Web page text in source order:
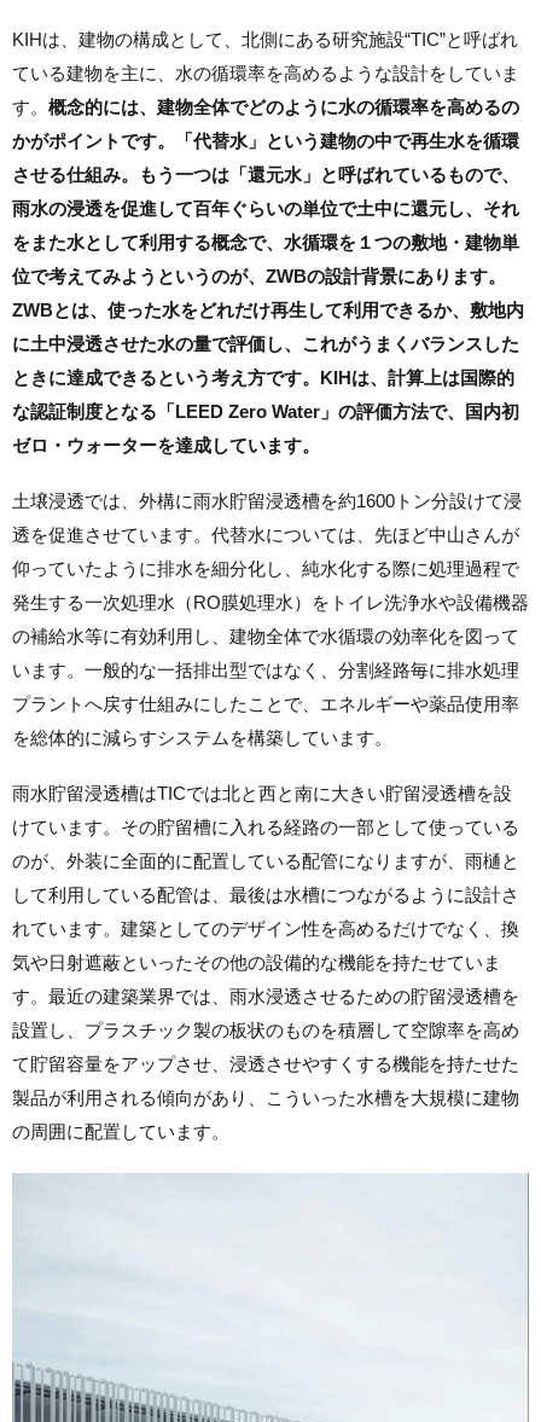
KIHは、 建物の構成として、北側にある研究施設“TIC”と呼ばれ
ている建物を主に、水の循環率を高めるような設計をしていま
す。 概念的には、建物全体でどのように水の循環率を高めるの
かがポイントです。「代替水」という建物の中で再生水を循環
させる仕組み。もう一つは「還元水」と呼ばれているもので、
雨水の浸透を促進して百年ぐらいの単位で土中に還元し、それ
をまた水として利用する概念で、水循環を１つの敷地・建物単
位で考えてみようというのが、ZWBの設計背景にあります。
ZWBとは、使った水をどれだけ再生して利用できるか、敷地内
に土中浸透させた水の量で評価し、これがうまくバランスした
ときに達成できるという考え方です。KIHは、計算上は国際的
な認証制度となる「LEED Zero Water」の評価方法で、国内初
ゼロ・ウォーターを達成しています。
土壌浸透では、外構に雨水貯留浸透槽を約1600トン分設けて浸
透を促進させています。代替水については、先ほど中山さんが
仰っていたように排水を細分化し、純水化する際に処理過程で
発生する一次処理水（RO膜処理水）をトイレ洗浄水や設備機器
の補給水等に有効利用し、建物全体で水循環の効率化を図って
います。一般的な一括排出型ではなく、分割経路毎に排水処理
プラントへ戻す仕組みにしたことで、エネルギーや薬品使用率
を総体的に減らすシステムを構築しています。
雨水貯留浸透槽はTICでは北と西と南に大きい貯留浸透槽を設
けています。その貯留槽に入れる経路の一部として使っている
のが、外装に全面的に配置している配管になりますが、雨樋と
して利用している配管は、最後は水槽につながるように設計さ
れています。建築としてのデザイン性を高めるだけでなく、換
気や日射遮蔽といったその他の設備的な機能を持たせていま
す。最近の建築業界では、雨水浸透させるための貯留浸透槽を
設置し、プラスチック製の板状のものを積層して空隙率を高め
て貯留容量をアップさせ、浸透させやすくする機能を持たせた
製品が利用される傾向があり、こういった水槽を大規模に建物
の周囲に配置しています。